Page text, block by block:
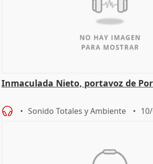
Inmaculada Nieto, portavoz de
Sonido Totales y Ambiente